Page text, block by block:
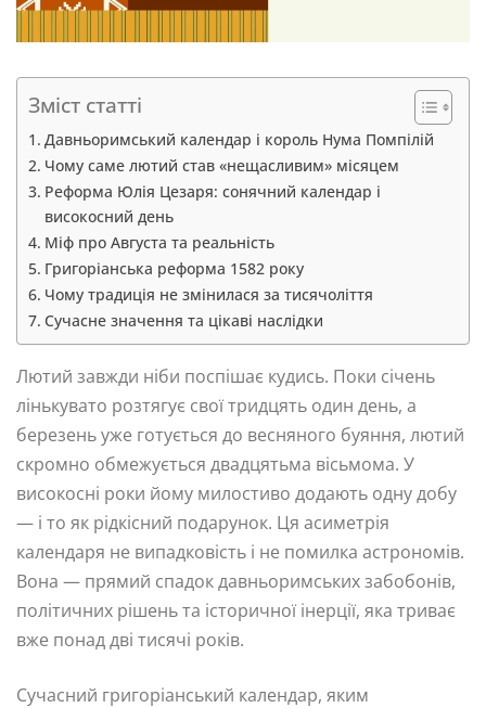
Зміст статті
Давньоримський календар і король Нума Помпілій
Чому саме лютий став «нещасливим» місяцем
Реформа Юлія Цезаря: сонячний календар і
високосний день
Міф про Августа та реальність
Григоріанська реформа 1582 року
Чому традиція не змінилася за тисячоліття
Сучасне значення та цікаві наслідки
Лютий завжди ніби поспішає кудись. Поки січень
лінькувато розтягує свої тридцять один день, а
березень уже готується до весняного буяння, лютий
скромно обмежується двадцятьма вісьмома. У
високосні роки йому милостиво додають одну добу
— і то як рідкісний подарунок. Ця асиметрія
календаря не випадковість і не помилка астрономів.
Вона — прямий спадок давньоримських забобонів,
політичних рішень та історичної інерції, яка триває
вже понад дві тисячі років.
Сучасний григоріанський календар, яким